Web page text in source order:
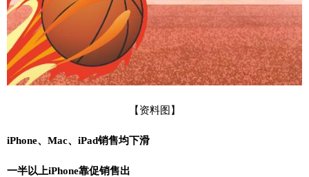
【资料图】
iPhone、Mac、iPad销售均下滑
一半以上iPhone靠促销售出